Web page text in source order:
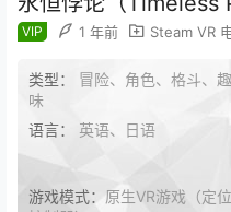
VIP 1 年前 Steam VR
类型： 冒险、角色、格斗、趣
味
语言： 英语、日语
游戏模式： 原生VR游戏（定位